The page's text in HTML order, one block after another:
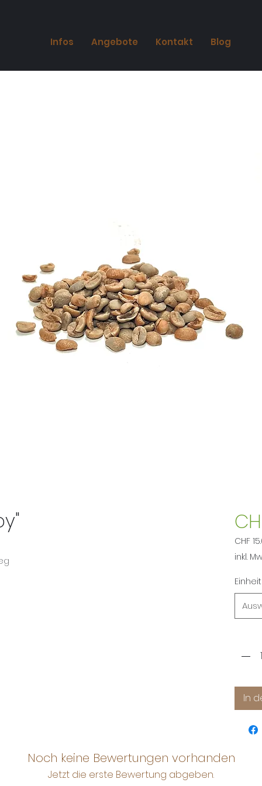
Infos Angebote Kontakt Blog
CHF
CHF
pro
inkl.
Einheit
In
Noch keine Bewertungen vorhanden
Jetzt die erste Bewertung abgeben.